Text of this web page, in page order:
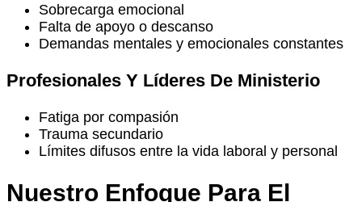
Sobrecarga emocional
Falta de apoyo o descanso
Demandas mentales y emocionales constantes
Profesionales Y Líderes De Ministerio
Fatiga por compasión
Trauma secundario
Límites difusos entre la vida laboral y personal
Nuestro Enfoque Para El